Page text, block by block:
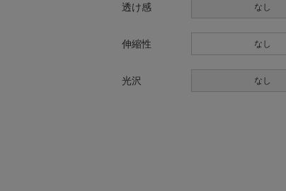
透け感 なし
伸縮性 なし
光沢 なし